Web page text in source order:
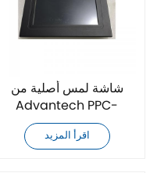
شاشة لمس أصلية من
Advantech PPC-
3151SW-P65A
اقرأ المزيد